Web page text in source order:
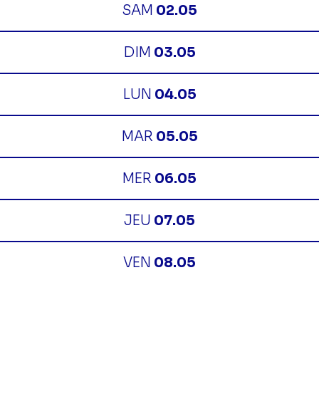
SAM 02.05
DIM 03.05
LUN 04.05
MAR 05.05
MER 06.05
JEU 07.05
VEN 08.05